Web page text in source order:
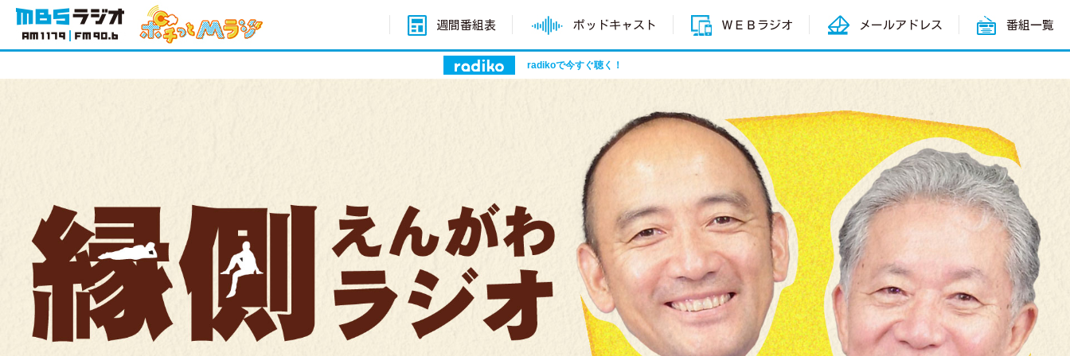
週間番組表 ポッドキャスト ＷＥＢラジオ メールアドレス 番組一覧
radikoで今すぐ聴く！